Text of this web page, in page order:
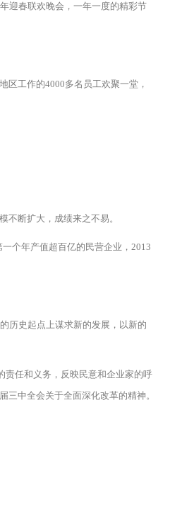
迎春联欢晚会，一年一度的精彩节
工作的4000多名员工欢聚一堂，
断扩大，成绩来之不易。
个年产值超百亿的民营企业，2013
历史起点上谋求新的发展，以新的
责任和义务，反映民意和企业家的呼
中全会关于全面深化改革的精神。